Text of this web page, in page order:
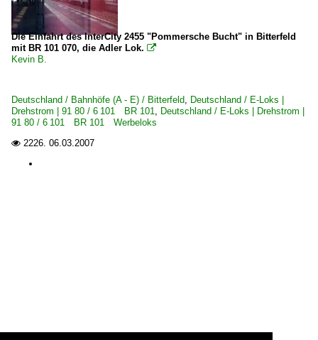
Die Einfahrt des InterCity 2455 "Pommersche Bucht" in Bitterfeld
mit BR 101 070, die Adler Lok. 
Kevin B.
Deutschland / Bahnhöfe (A - E) / Bitterfeld, Deutschland / E-Loks |
Drehstrom | 91 80 / 6 101 BR 101, Deutschland / E-Loks | Drehstrom |
91 80 / 6 101 BR 101 Werbeloks
 2226. 06.03.2007